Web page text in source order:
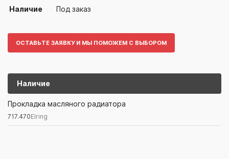
Наличие Под заказ
ОСТАВЬТЕ ЗАЯВКУ И МЫ ПОМОЖЕМ С ВЫБОРОМ
Наличие
Артикул/Бренд
717.470Elring
Прокладка масляного радиатора
717.470Elring